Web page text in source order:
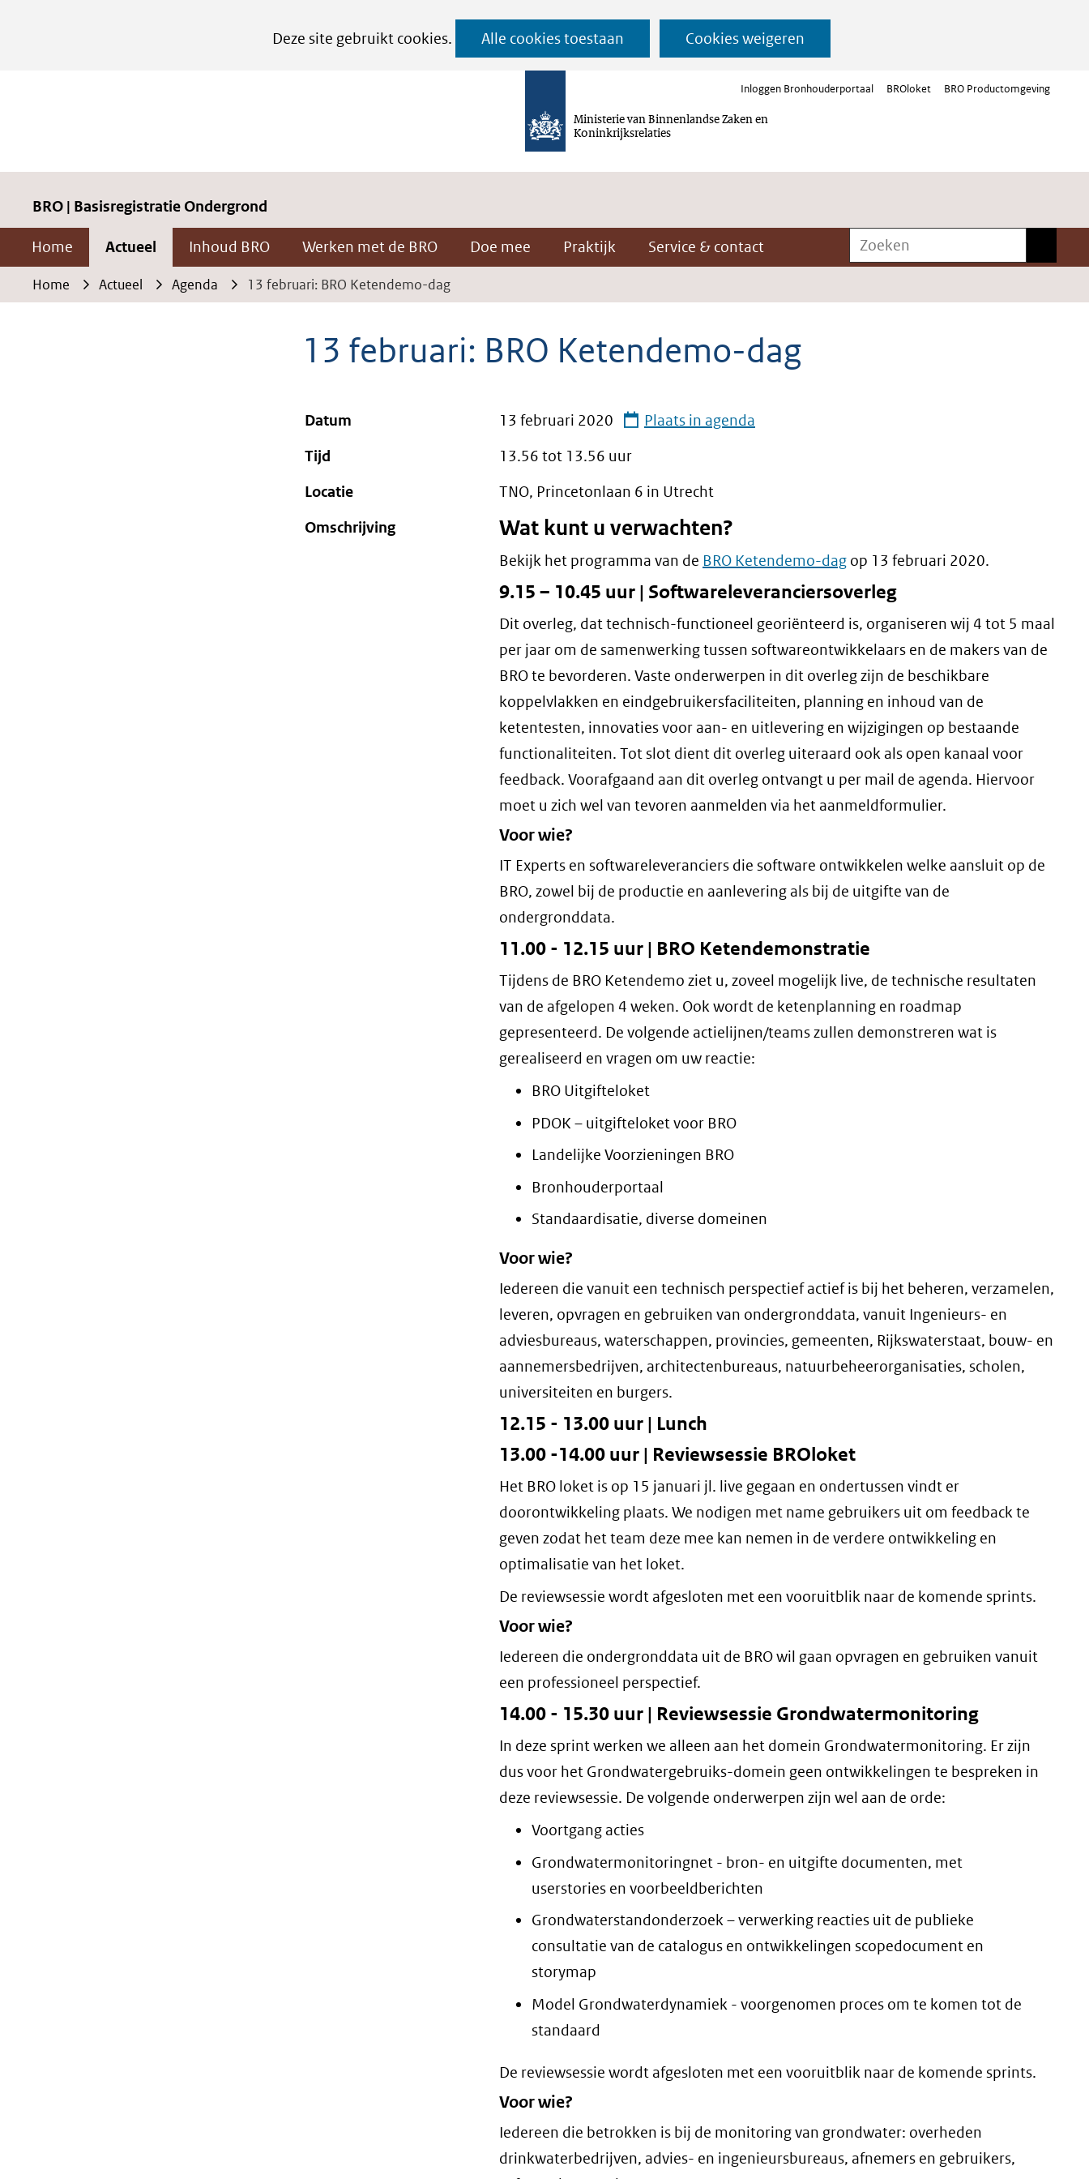
Deze site gebruikt cookies.
van
cookies
op
deze
website
worden
Alle cookies toestaan Cookies weigeren
Ga
naar
de
Ministerie van Binnenlandse Zaken en
Koninkrijksrelaties
Inloggen Bronhouderportaal BROloket BRO Productomgeving
BRO | Basisregistratie Ondergrond
Home Actueel Inhoud BRO Werken met de BRO Doe mee Praktijk Service & contact Zoeken
Home Actueel Agenda 13 februari: BRO Ketendemo-dag
13 februari: BRO Ketendemo-dag
Datum 13 februari 2020
Plaats in agenda
Tijd
13.56 tot 13.56 uur
Locatie
TNO, Princetonlaan 6 in Utrecht
Omschrijving
Wat kunt u verwachten?
Bekijk het programma van de BRO Ketendemo-dag op 13 februari 2020.
9.15 – 10.45 uur | Softwareleveranciersoverleg
Dit overleg, dat technisch-functioneel georiënteerd is, organiseren wij 4 tot 5 maal
per jaar om de samenwerking tussen softwareontwikkelaars en de makers van de
BRO te bevorderen. Vaste onderwerpen in dit overleg zijn de beschikbare
koppelvlakken en eindgebruikersfaciliteiten, planning en inhoud van de
ketentesten, innovaties voor aan- en uitlevering en wijzigingen op bestaande
functionaliteiten. Tot slot dient dit overleg uiteraard ook als open kanaal voor
feedback. Voorafgaand aan dit overleg ontvangt u per mail de agenda. Hiervoor
moet u zich wel van tevoren aanmelden via het aanmeldformulier.
Voor wie?
IT Experts en softwareleveranciers die software ontwikkelen welke aansluit op de
BRO, zowel bij de productie en aanlevering als bij de uitgifte van de
ondergronddata.
11.00 - 12.15 uur | BRO Ketendemonstratie
Tijdens de BRO Ketendemo ziet u, zoveel mogelijk live, de technische resultaten
van de afgelopen 4 weken. Ook wordt de ketenplanning en roadmap
gepresenteerd. De volgende actielijnen/teams zullen demonstreren wat is
gerealiseerd en vragen om uw reactie:
BRO Uitgifteloket
PDOK – uitgifteloket voor BRO
Landelijke Voorzieningen BRO
Bronhouderportaal
Standaardisatie, diverse domeinen
Voor wie?
Iedereen die vanuit een technisch perspectief actief is bij het beheren, verzamelen,
leveren, opvragen en gebruiken van ondergronddata, vanuit Ingenieurs- en
adviesbureaus, waterschappen, provincies, gemeenten, Rijkswaterstaat, bouw- en
aannemersbedrijven, architectenbureaus, natuurbeheerorganisaties, scholen,
universiteiten en burgers.
12.15 - 13.00 uur | Lunch
13.00 -14.00 uur | Reviewsessie BROloket
Het BRO loket is op 15 januari jl. live gegaan en ondertussen vindt er
doorontwikkeling plaats. We nodigen met name gebruikers uit om feedback te
geven zodat het team deze mee kan nemen in de verdere ontwikkeling en
optimalisatie van het loket.
De reviewsessie wordt afgesloten met een vooruitblik naar de komende sprints.
Voor wie?
Iedereen die ondergronddata uit de BRO wil gaan opvragen en gebruiken vanuit
een professioneel perspectief.
14.00 - 15.30 uur | Reviewsessie Grondwatermonitoring
In deze sprint werken we alleen aan het domein Grondwatermonitoring. Er zijn
dus voor het Grondwatergebruiks-domein geen ontwikkelingen te bespreken in
deze reviewsessie. De volgende onderwerpen zijn wel aan de orde:
Voortgang acties
Grondwatermonitoringnet - bron- en uitgifte documenten, met
userstories en voorbeeldberichten
Grondwaterstandonderzoek – verwerking reacties uit de publieke
consultatie van de catalogus en ontwikkelingen scopedocument en
storymap
Model Grondwaterdynamiek - voorgenomen proces om te komen tot de
standaard
De reviewsessie wordt afgesloten met een vooruitblik naar de komende sprints.
Voor wie?
Iedereen die betrokken is bij de monitoring van grondwater: overheden
drinkwaterbedrijven, advies- en ingenieursbureaus, afnemers en gebruikers,